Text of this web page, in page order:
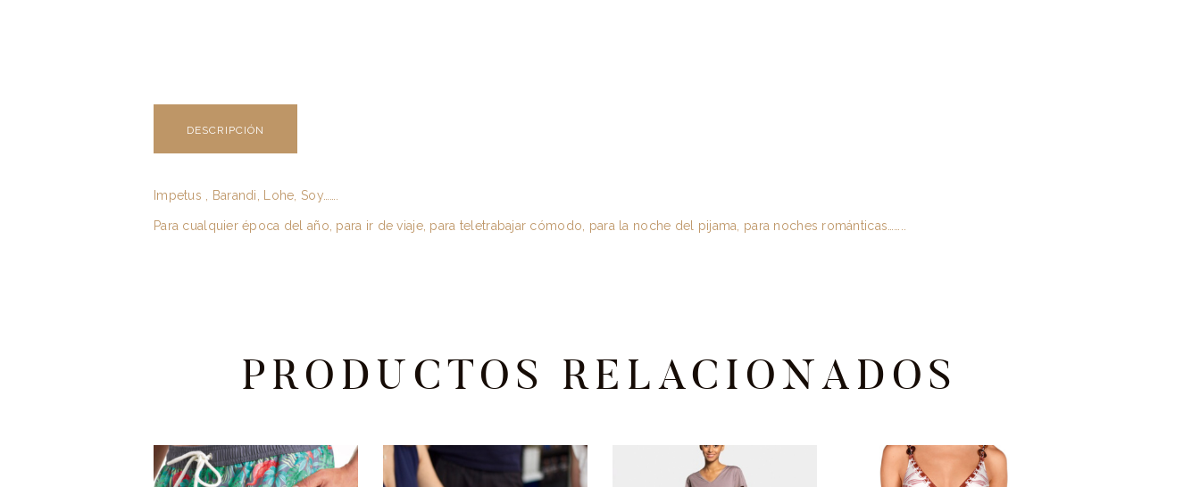
DESCRIPCIÓN
Impetus , Barandi, Lohe, Soy…….
Para cualquier época del año, para ir de viaje, para teletrabajar cómodo, para la noche del pijama, para noches románticas……..
PRODUCTOS RELACIONADOS